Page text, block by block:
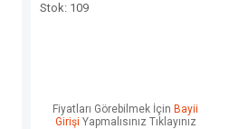
Stok: 109
Fiyatları Görebilmek İçin Bayii
Girişi Yapmalısınız Tıklayınız